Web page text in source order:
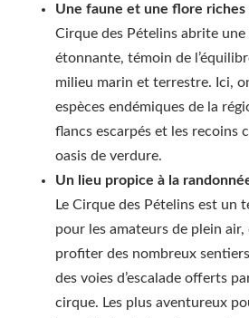
Une faune et une flore riches
Cirque des Pételins abrite
étonnante, témoin de
milieu marin et terrestre. Ici,
espèces endémiques de la
flancs escarpés et les recoins
oasis de verdure.
Un lieu propice à la
Le Cirque des Pételins est un
pour les amateurs de plein
profiter des nombreux
des voies d’escalade offerts
cirque. Les plus aventureux